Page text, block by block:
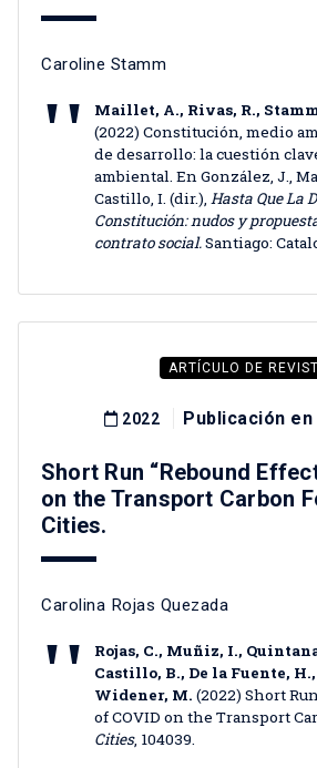
Caroline Stamm
Maillet, A., Rivas, R.,
(2022) Constitución, medio
de desarrollo: la cuestión
ambiental. En González, J.,
Castillo, I. (dir.), Hasta Que La
Constitución: nudos y
contrato social.Santiago:
ARTÍCULO DE
2022 Publicación
Short Run “Rebound
on the Transport Carbon
Cities.
Carolina Rojas Quezada
Rojas, C., Muñiz, I.,
Castillo, B., De la Fuente,
Widener, M. (2022) Short
of COVID on the Transport
Cities, 104039.